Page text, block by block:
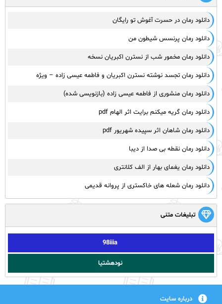
دانلود رمان در حسرت آغوش تو رایگان
دانلود رمان پرنسس شیطون من
دانلود رمان مخمور شب از نسترن اکبریان نسخه
دانلود رمان تجسد نوشته نسترن اکبریان و فاطمه عیسی زاده – ویژه
دانلود رمان منشوری از فاطمه عیسی زاده (بازنویسی شده)
دانلود رمان گریه میکنم برایت اثر الهام pdf
دانلود رمان شاهان اثر سپیده شهریور pdf
دانلود رمان نقطه بی صدا از دیبا
دانلود رمان یغمای بهار از الف کلانتری
دانلود رمان شعله های خاکستری از پروانه قدیمی
تبلیغات متنی
98iiia
نودهشتیا
درباره سایت